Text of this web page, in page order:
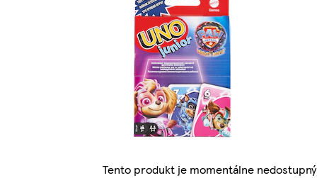
Tento produkt je momentálne nedostupný